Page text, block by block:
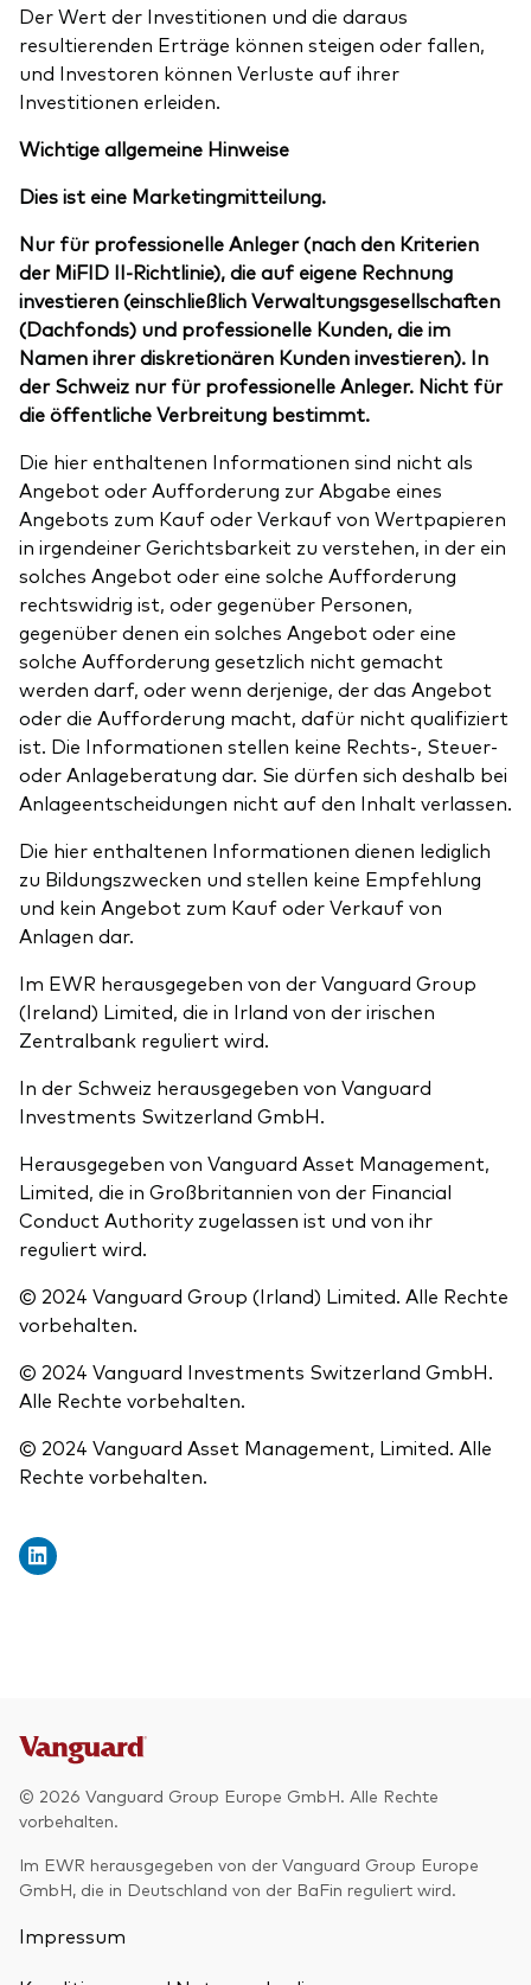
Der Wert der Investitionen und die daraus
resultierenden Erträge können steigen oder fallen,
und Investoren können Verluste auf ihrer
Investitionen erleiden.
Wichtige allgemeine Hinweise
Dies ist eine Marketingmitteilung.
Nur für professionelle Anleger (nach den Kriterien
der MiFID II-Richtlinie), die auf eigene Rechnung
investieren (einschließlich Verwaltungsgesellschaften
(Dachfonds) und professionelle Kunden, die im
Namen ihrer diskretionären Kunden investieren). In
der Schweiz nur für professionelle Anleger. Nicht für
die öffentliche Verbreitung bestimmt.
Die hier enthaltenen Informationen sind nicht als
Angebot oder Aufforderung zur Abgabe eines
Angebots zum Kauf oder Verkauf von Wertpapieren
in irgendeiner Gerichtsbarkeit zu verstehen, in der ein
solches Angebot oder eine solche Aufforderung
rechtswidrig ist, oder gegenüber Personen,
gegenüber denen ein solches Angebot oder eine
solche Aufforderung gesetzlich nicht gemacht
werden darf, oder wenn derjenige, der das Angebot
oder die Aufforderung macht, dafür nicht qualifiziert
ist. Die Informationen stellen keine Rechts-, Steuer-
oder Anlageberatung dar. Sie dürfen sich deshalb bei
Anlageentscheidungen nicht auf den Inhalt verlassen.
Die hier enthaltenen Informationen dienen lediglich
zu Bildungszwecken und stellen keine Empfehlung
und kein Angebot zum Kauf oder Verkauf von
Anlagen dar.
Im EWR herausgegeben von der Vanguard Group
(Ireland) Limited, die in Irland von der irischen
Zentralbank reguliert wird.
In der Schweiz herausgegeben von Vanguard
Investments Switzerland GmbH.
Herausgegeben von Vanguard Asset Management,
Limited, die in Großbritannien von der Financial
Conduct Authority zugelassen ist und von ihr
reguliert wird.
© 2024 Vanguard Group (Irland) Limited. Alle Rechte
vorbehalten.
© 2024 Vanguard Investments Switzerland GmbH.
Alle Rechte vorbehalten.
© 2024 Vanguard Asset Management, Limited. Alle
Rechte vorbehalten.
© 2026 Vanguard Group Europe GmbH. Alle Rechte
vorbehalten.
Im EWR herausgegeben von der Vanguard Group Europe
GmbH, die in Deutschland von der BaFin reguliert wird.
Impressum